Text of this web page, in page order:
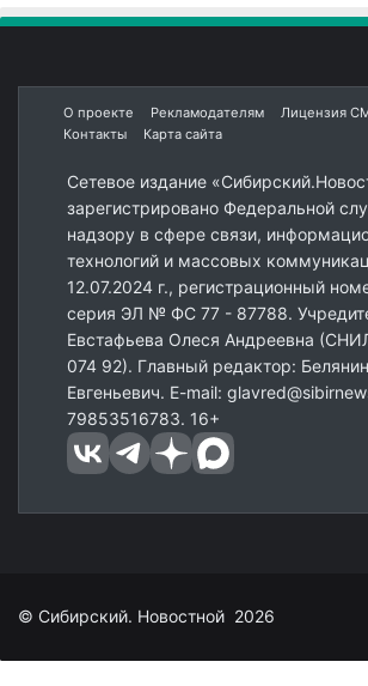
О проекте Рекламодателям
Лицензия
Контакты
Карта сайта
Сетевое издание
зарегистрировано Федеральной
надзору в сфере связи,
технологий и массовых
12.07.2024 г., регистрационный
серия ЭЛ № ФС 77 - 87788.
Евстафьева Олеся Андреевна
074 92). Главный редактор:
Евгеньевич. E-mail:
79853516783. 16+
© Сибирский. Новостной 2026